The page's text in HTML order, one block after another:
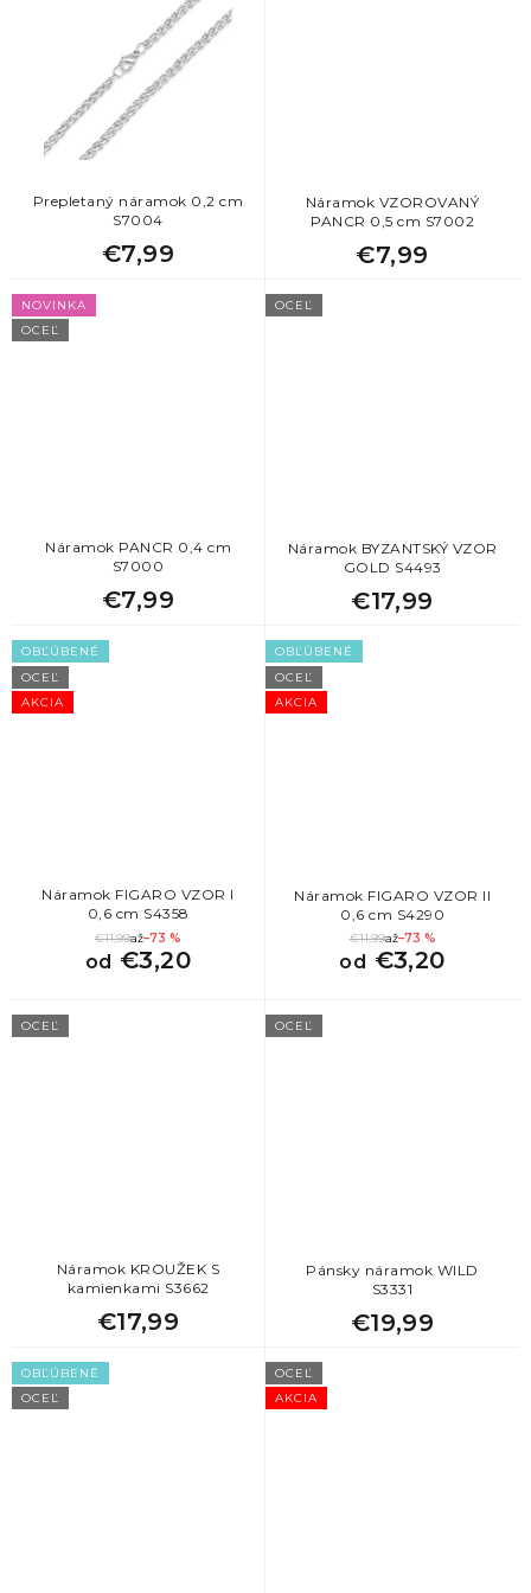
Prepletaný náramok 0,2 cm
S7004
€7,99
Náramok VZOROVANÝ
PANCR 0,5 cm S7002
€7,99
NOVINKA
OCEĽ
Náramok PANCR 0,4 cm
S7000
€7,99
OCEĽ
Náramok BYZANTSKÝ VZOR
GOLD S4493
€17,99
AKCIA
OBĽÚBENÉ
OCEĽ
Náramok FIGARO VZOR I
0,6 cm S4358
€11,99až–73 %
od €3,20
AKCIA
OBĽÚBENÉ
OCEĽ
Náramok FIGARO VZOR II
0,6 cm S4290
€11,99až–73 %
od €3,20
OCEĽ
Náramok KROUŽEK S
kamienkami S3662
€17,99
OCEĽ
Pánsky náramok WILD
S3331
€19,99
OBĽÚBENÉ
OCEĽ
AKCIA
OCEĽ